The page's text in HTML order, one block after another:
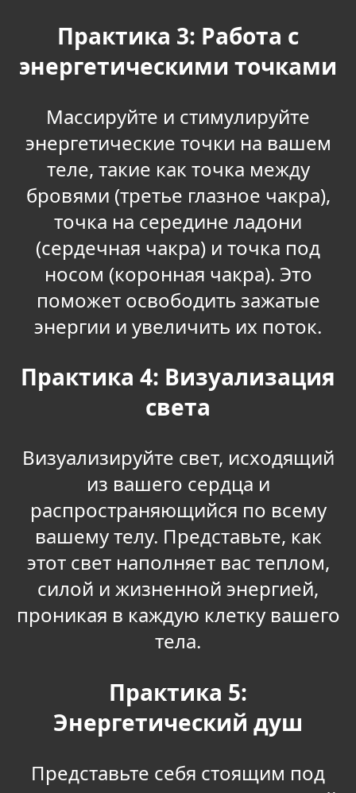
Практика 3: Работа с
энергетическими точками
Массируйте и стимулируйте
энергетические точки на вашем
теле, такие как точка между
бровями (третье глазное чакра),
точка на середине ладони
(сердечная чакра) и точка под
носом (коронная чакра). Это
поможет освободить зажатые
энергии и увеличить их поток.
Практика 4: Визуализация
света
Визуализируйте свет, исходящий
из вашего сердца и
распространяющийся по всему
вашему телу. Представьте, как
этот свет наполняет вас теплом,
силой и жизненной энергией,
проникая в каждую клетку вашего
тела.
Практика 5:
Энергетический душ
Представьте себя стоящим под